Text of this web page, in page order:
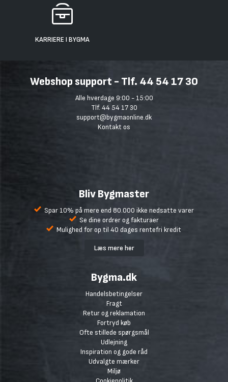
KARRIERE I BYGMA
Webshop support - Tlf. 44 54 17 30
Alle hverdage 9:00 - 15:00
Tlf. 44 54 17 30
support@bygmaonline.dk
Kontakt os
Bliv Bygmaster
Spar 10% på mere end 80.000 ikke nedsatte varer
Se dine ordrer og fakturaer
Mulighed for op til 40 dages rentefri kredit
Læs mere her
Bygma.dk
Handelsbetingelser
Fragt
Retur og reklamation
Fortryd køb
Ofte stillede spørgsmål
Udlejning
Inspiration og gode råd
Udvalgte mærker
Miljø